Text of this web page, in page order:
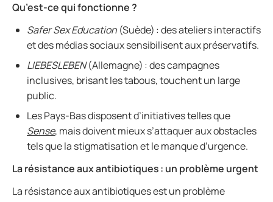
Qu’est-ce qui fonctionne ?
Safer Sex Education (Suède) : des ateliers interactifs
et des médias sociaux sensibilisent aux préservatifs.
LIEBESLEBEN(Allemagne) : des campagnes
inclusives, brisant les tabous, touchent un large
public.
Les Pays-Bas disposent d’initiatives telles que
Sense, mais doivent mieux s’attaquer aux obstacles
tels que la stigmatisation et le manque d’urgence.
La résistance aux antibiotiques : un problème urgent
La résistance aux antibiotiques est un problème